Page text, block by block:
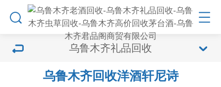
乌鲁木齐礼品回收
乌鲁木齐回收洋酒轩尼诗